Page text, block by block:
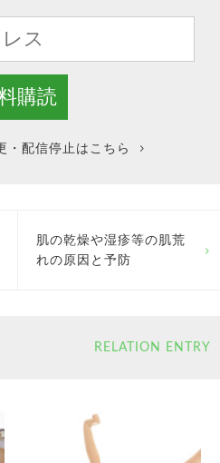
・配信停止はこちら
肌の乾燥や湿疹等の肌荒
れの原因と予防
RELATION ENTRY